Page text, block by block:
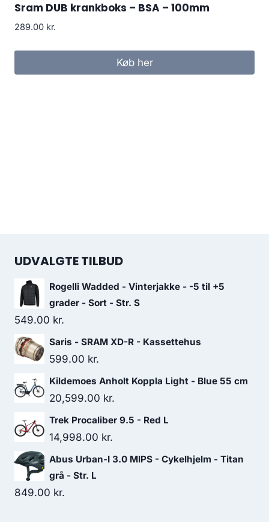
Sram DUB krankboks – BSA – 100mm
289.00 kr.
Køb her
UDVALGTE TILBUD
Rogelli Wadded - Vinterjakke - -5 til +5
grader - Sort - Str. S
549.00 kr.
Saris - SRAM XD-R - Kassettehus
599.00 kr.
Kildemoes Anholt Koppla Light - Blue 55 cm
20,599.00 kr.
Trek Procaliber 9.5 - Red L
14,998.00 kr.
Abus Urban-I 3.0 MIPS - Cykelhjelm - Titan
grå - Str. L
849.00 kr.